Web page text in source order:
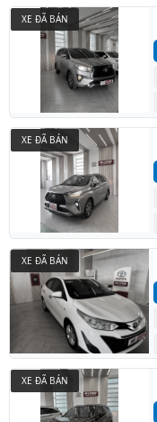
XE ĐÃ BÁN
XE ĐÃ BÁN
XE ĐÃ BÁN
XE ĐÃ BÁN